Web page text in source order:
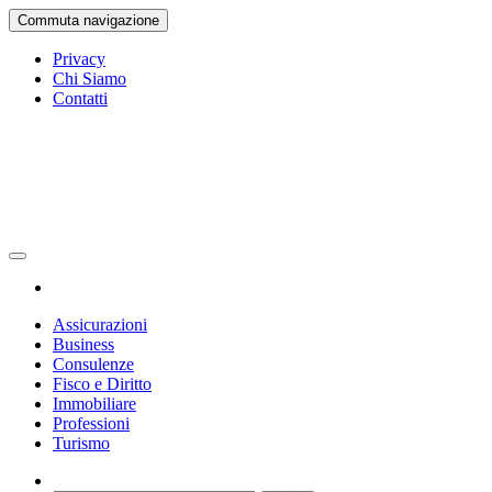
Vai
al
contenuto
Commuta navigazione
Privacy
Chi Siamo
Contatti
Assicurazioni
Business
Consulenze
Fisco e Diritto
Immobiliare
Professioni
Turismo